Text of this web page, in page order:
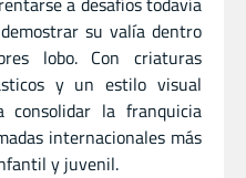
su valía dentro
lobo. Con criaturas
y un estilo visual
consolidar la franquicia
internacionales más
y juvenil.